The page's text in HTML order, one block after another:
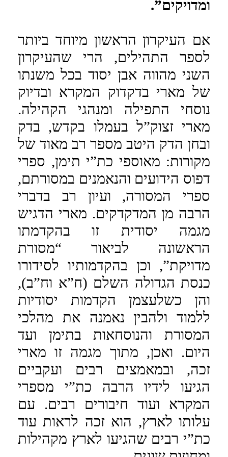
ומדויקים”.
אם העיקרון הראשון מיוחד ביותר
לספר התהילים, הרי שהעיקרון
השני מהווה אבן יסוד בכל משנתו
של מארי בדקדוק המקרא ובדיוק
נוסחי התפילה ומנהגי הקהילה.
מארי זצוק”ל בעמלו בקדש, בדק
ובחן הדק היטב מספר רב מאוד של
מקורות: מאוספי כת”י תימן, ספרי
דפוס הידועים והנאמנים במסורתם,
ספרי המסורה, ועיון רב בדברי
הרבה מן המדקדקים. מארי הדגיש
מגמה יסודית זו בהקדמתו
הראשונה לביאור “מסורת
מדויקת”, וכן בהקדמותיו לסידורו
כנסת הגדולה השלם (ח”א וח”ב),
והן כשלעצמן הקדמות יסודיות
ללמוד ולהבין נאמנה את מהלכי
המסורת והנוסחאות בתימן ועד
היום. ואכן, מתוך מגמה זו מארי
זכה, ובמאמצים רבים ועקביים
הגיעו לידיו הרבה כת”י מספרי
המקרא ועוד חיבורים רבים. עם
עלותו לארץ, הוא זכה לראות עוד
כת”י רבים שהגיעו לארץ מקהילות